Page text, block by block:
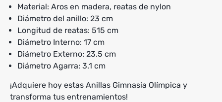
Material: Aros en madera, reatas de nylon
Diámetro del anillo: 23 cm
Longitud de reatas: 515 cm
Diámetro Interno: 17 cm
Diámetro Externo: 23.5 cm
Diámetro Agarra: 3.1 cm
¡Adquiere hoy estas Anillas Gimnasia Olímpica y
transforma tus entrenamientos!